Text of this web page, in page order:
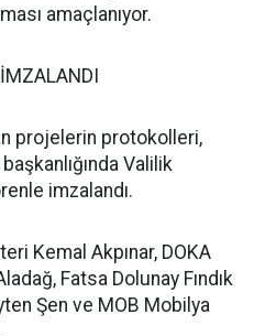
amaçlanıyor.
projelerin protokolleri,
Valilik
imzalandı.
Kemal Akpınar, DOKA
Fatsa Dolunay Fındık
Şen ve MOB Mobilya